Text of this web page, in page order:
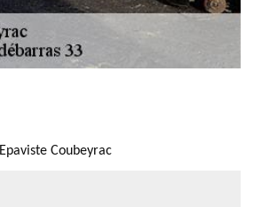
Epaviste Coubeyrac